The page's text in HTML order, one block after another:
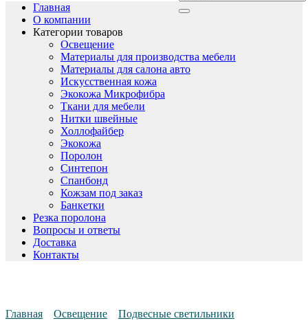
Главная
О компании
Категории товаров
Освещение
Материалы для производства мебели
Материалы для салона авто
Искусственная кожа
Экокожа Микрофибра
Ткани для мебели
Нитки швейные
Холлофайбер
Экокожа
Поролон
Синтепон
Спанбонд
Кожзам под заказ
Банкетки
Резка поролона
Вопросы и ответы
Доставка
Контакты
Главная Освещение Подвесные светильники